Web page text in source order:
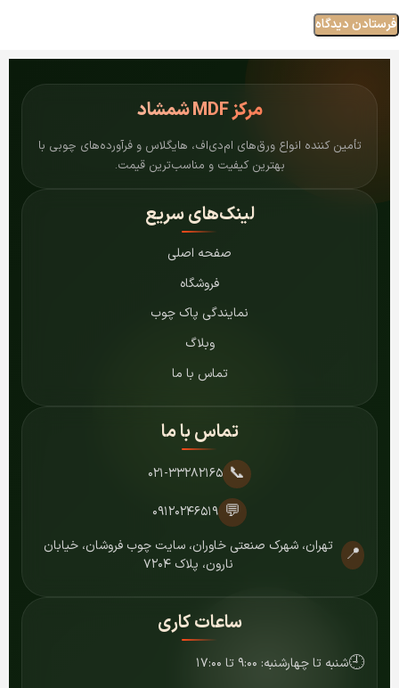
مرکزMDF شمشاد
تأمین کننده انواع ورق‌های ام‌دی‌اف، هایگلاس و فرآورده‌های چوبی با
بهترین کیفیت و مناسب‌ترین قیمت.
لینک‌های سریع
صفحه اصلی
فروشگاه
نمایندگی پاک چوب
وبلاگ
تماس با ما
تماس با ما
📞 ۰۲۱-۳۳۲۸۲۱۶۵
💬 ۰۹۱۲۰۲۴۶۵۱۹
📍
تهران، شهرک صنعتی خاوران، سایت چوب فروشان، خیابان
نارون، پلاک ۷۲۰۴
ساعات کاری
🕘شنبه تا چهارشنبه: ۹:۰۰ تا ۱۷:۰۰